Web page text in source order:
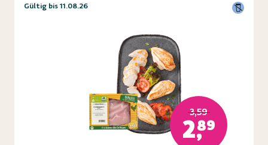
Gültig bis 11.08.26
3,59
2,89